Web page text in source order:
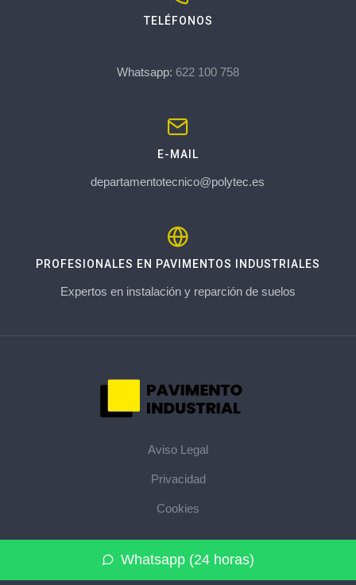
Whatsapp (24 horas)
TELÉFONOS
Whatsapp: 622 100 758
E-MAIL
departamentotecnico@polytec.es
PROFESIONALES EN PAVIMENTOS INDUSTRIALES
Expertos en instalación y reparción de suelos
Aviso Legal
Privacidad
Cookies
© 2026 pavimentoindustrial.pro · La web de pavimentos
industriales de su provincia · Mapa del sitio